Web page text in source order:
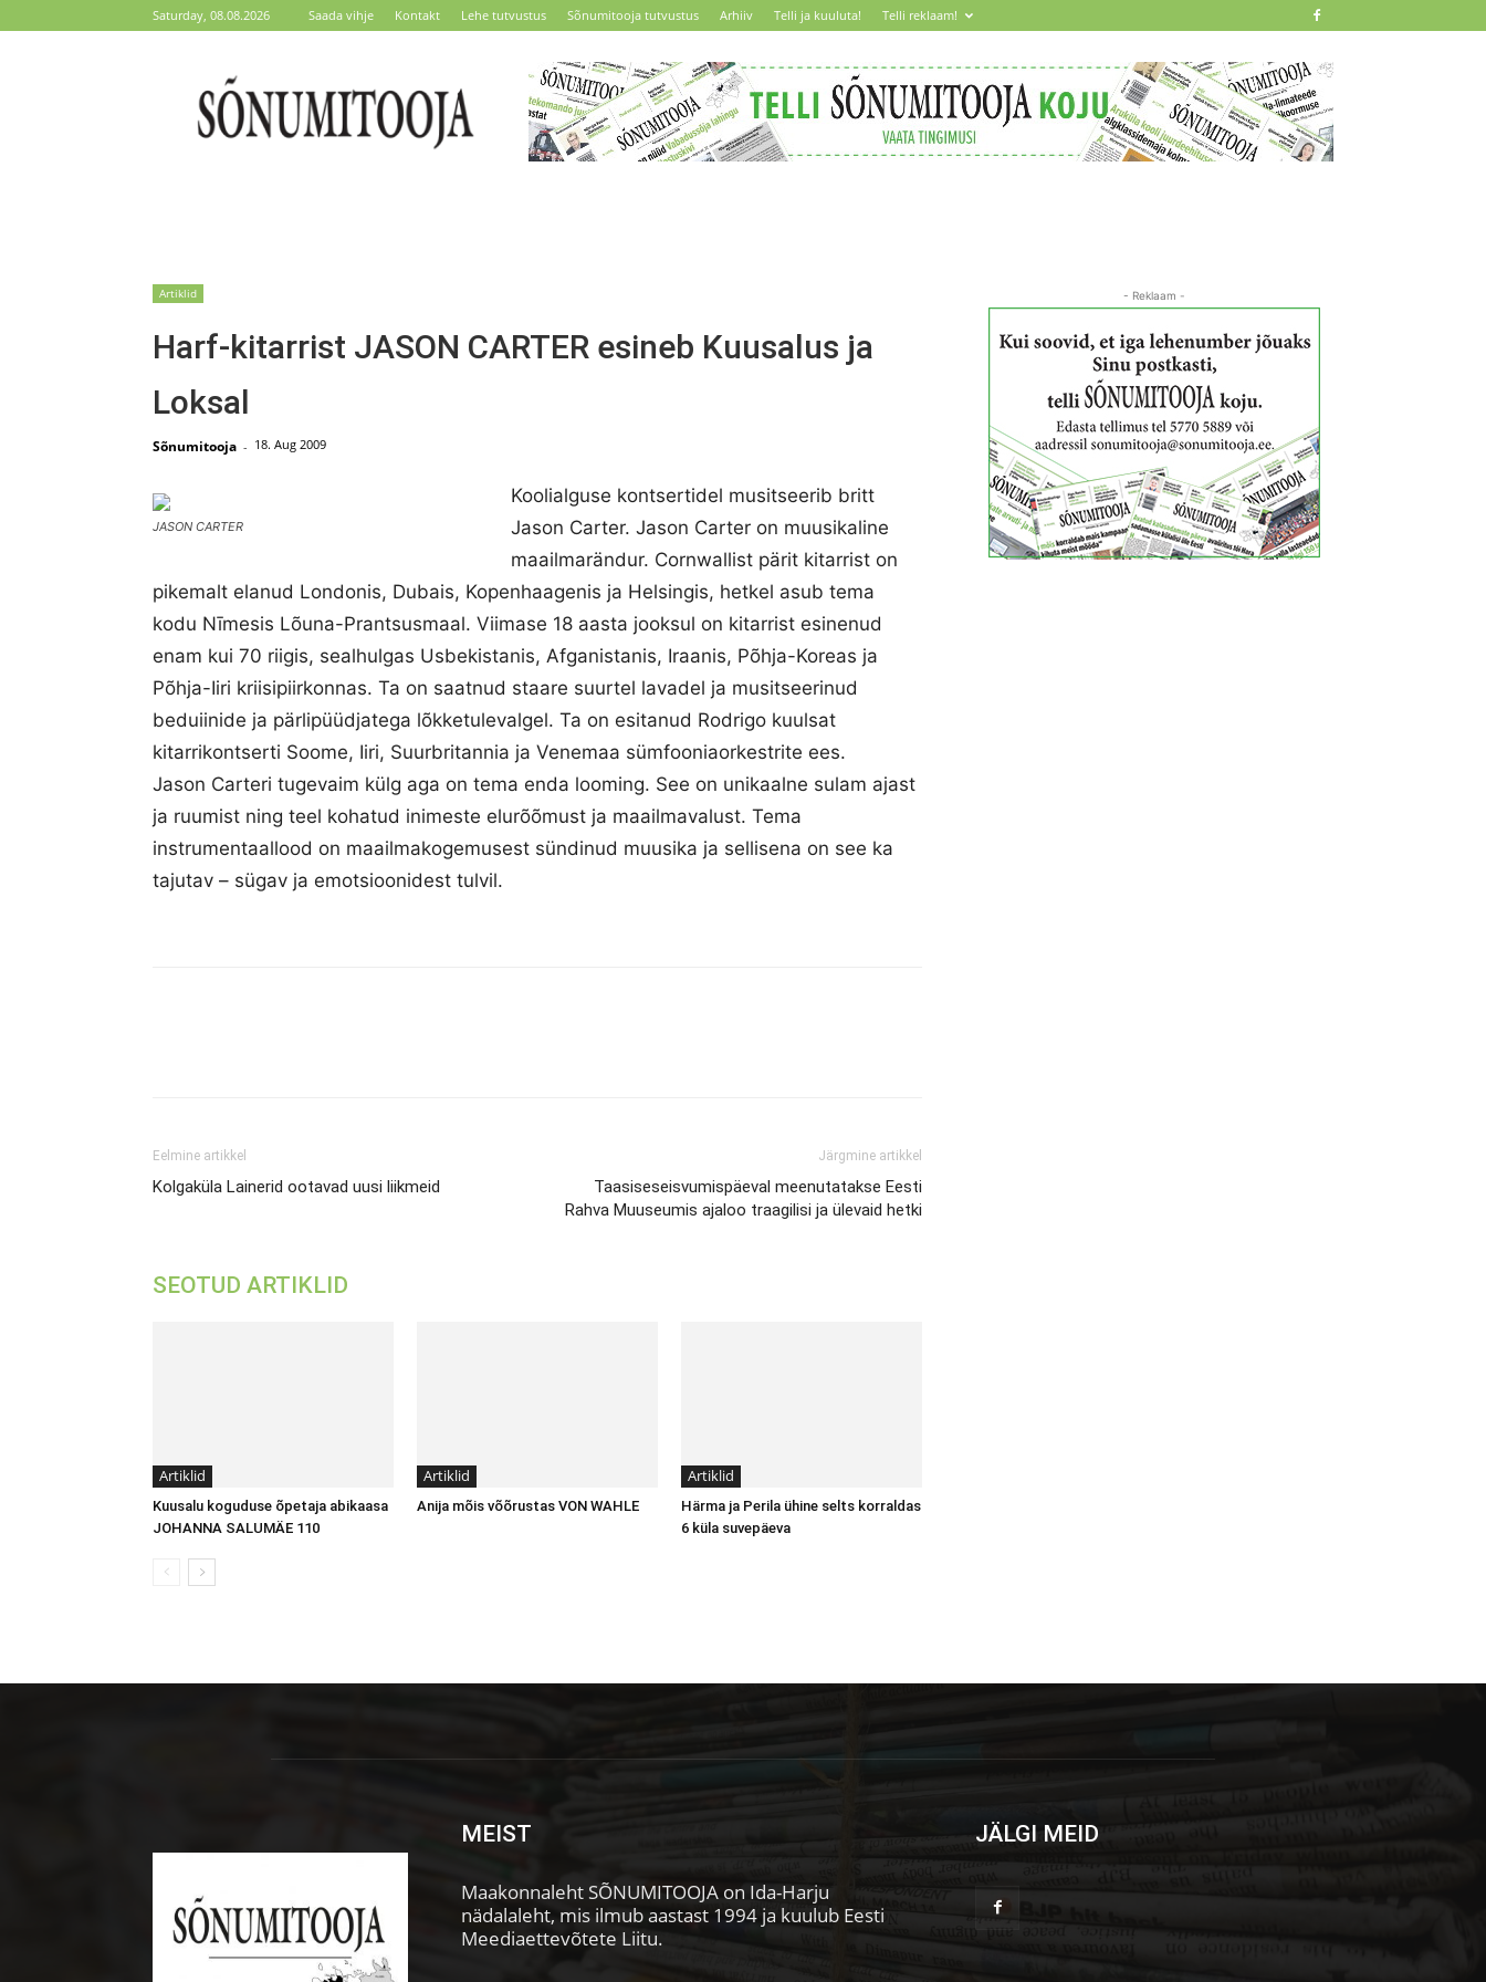
Saturday, 08.08.2026 Saada vihje Kontakt Lehe tutvustus Sõnumitooja tutvustus Arhiiv Telli ja kuuluta! Telli reklaam!
Artiklid
Harf-kitarrist JASON CARTER esineb Kuusalus ja
Loksal
Sõnumitooja - 18. Aug 2009
JASON CARTER
Koolialguse kontsertidel musitseerib britt
Jason Carter. Jason Carter on muusikaline
maailmarändur. Cornwallist pärit kitarrist on
pikemalt elanud Londonis, Dubais, Kopenhaagenis ja Helsingis, hetkel asub tema
kodu Nīmesis Lõuna-Prantsusmaal. Viimase 18 aasta jooksul on kitarrist esinenud
enam kui 70 riigis, sealhulgas Usbekistanis, Afganistanis, Iraanis, Põhja-Koreas ja
Põhja-Iiri kriisipiirkonnas. Ta on saatnud staare suurtel lavadel ja musitseerinud
beduiinide ja pärlipüüdjatega lõkketulevalgel. Ta on esitanud Rodrigo kuulsat
kitarrikontserti Soome, Iiri, Suurbritannia ja Venemaa sümfooniaorkestrite ees.
Jason Carteri tugevaim külg aga on tema enda looming. See on unikaalne sulam ajast
ja ruumist ning teel kohatud inimeste elurõõmust ja maailmavalust. Tema
instrumentaallood on maailmakogemusest sündinud muusika ja sellisena on see ka
tajutav – sügav ja emotsioonidest tulvil.
Eelmine artikkel
Kolgaküla Lainerid ootavad uusi liikmeid
Järgmine artikkel
Taasiseseisvumispäeval meenutatakse Eesti
Rahva Muuseumis ajaloo traagilisi ja ülevaid hetki
SEOTUD ARTIKLID
Artiklid
Kuusalu koguduse õpetaja abikaasa
JOHANNA SALUMÄE 110
Artiklid
Anija mõis võõrustas VON WAHLE
Artiklid
Härma ja Perila ühine selts korraldas
6 küla suvepäeva
- Reklaam -
MEIST
Maakonnaleht SÕNUMITOOJA on Ida-Harju
nädalaleht, mis ilmub aastast 1994 ja kuulub Eesti
Meediaettevõtete Liitu.
JÄLGI MEID